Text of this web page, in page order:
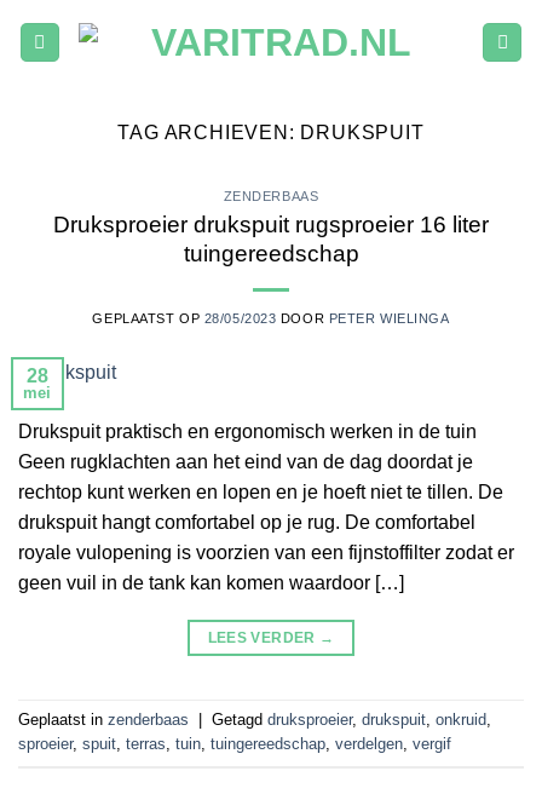
naar
TAG ARCHIEVEN: DRUKSPUIT
ZENDERBAAS
Druksproeier drukspuit rugsproeier 16 liter
tuingereedschap
GEPLAATST OP 28/05/2023 DOOR PETER WIELINGA
28
mei
Drukspuit praktisch en ergonomisch werken in de tuin
Geen rugklachten aan het eind van de dag doordat je
rechtop kunt werken en lopen en je hoeft niet te tillen. De
drukspuit hangt comfortabel op je rug. De comfortabel
royale vulopening is voorzien van een fijnstoffilter zodat er
geen vuil in de tank kan komen waardoor […]
LEES VERDER →
Geplaatst in zenderbaas Getagd druksproeier, drukspuit, onkruid,
sproeier, spuit, terras, tuin, tuingereedschap, verdelgen, vergif